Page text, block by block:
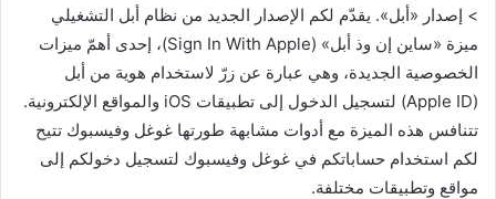
> إصدار «أبل». يقدّم لكم الإصدار الجديد من نظام أبل التشغيلي
ميزة «ساين إن وذ أبل» (Sign In With Apple)، إحدى أهمّ ميزات
الخصوصية الجديدة، وهي عبارة عن زرّ لاستخدام هوية من أبل
(Apple ID) لتسجيل الدخول إلى تطبيقات iOS والمواقع الإلكترونية.
تتنافس هذه الميزة مع أدوات مشابهة طورتها غوغل وفيسبوك تتيح
لكم استخدام حساباتكم في غوغل وفيسبوك لتسجيل دخولكم إلى
مواقع وتطبيقات مختلفة.